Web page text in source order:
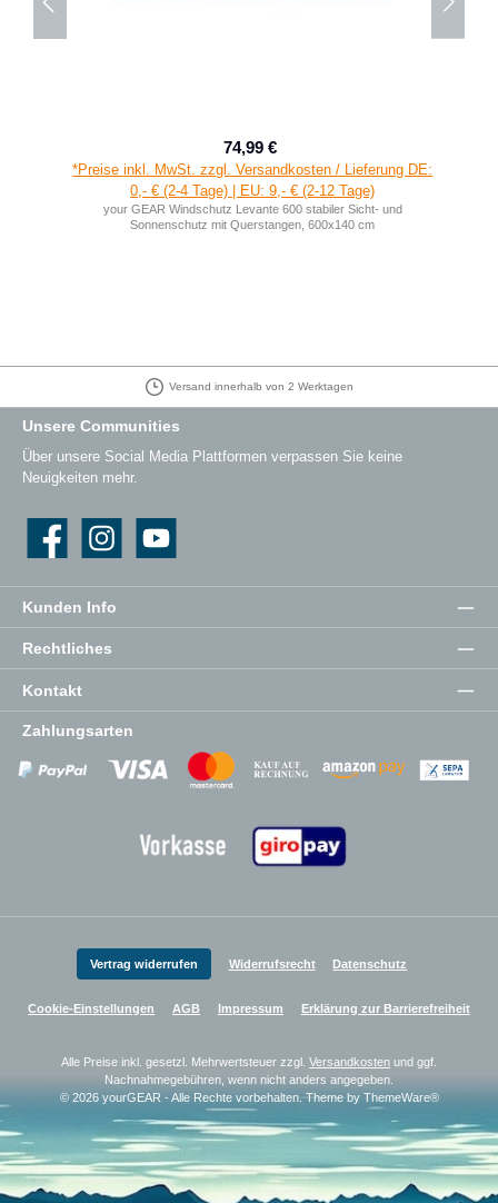
Verkaufspreis:
74,99 €
*Preise inkl. MwSt. zzgl. Versandkosten / Lieferung DE:
0,- € (2-4 Tage) | EU: 9,- € (2-12 Tage)
your GEAR Windschutz Levante 600 stabiler Sicht- und
Sonnenschutz mit Querstangen, 600x140 cm
Versand innerhalb von 2 Werktagen
Kunden Info
Rechtliches
Kontakt
Unsere Communities
Über unsere Social Media Plattformen verpassen Sie keine
Neuigkeiten mehr.
Instagram YouTube
Zahlungsarten
Zahlungsanbieter Zahlungsanbieter
Zahlungsanbieter
Vertrag widerrufen Widerrufsrecht Datenschutz
Cookie-Einstellungen AGB Impressum Erklärung zur Barrierefreiheit
Alle Preise inkl. gesetzl. Mehrwertsteuer zzgl. Versandkosten und ggf.
Nachnahmegebühren, wenn nicht anders angegeben.
© 2026 yourGEAR - Alle Rechte vorbehalten. Theme by ThemeWare®